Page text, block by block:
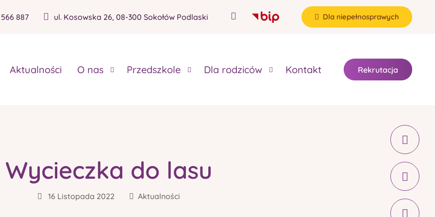
887 ul. Kosowska 26, 08-300 Sokołów Podlaski Dla niepełnosprawych
Aktualności O nas Przedszkole Dla rodziców Kontakt Rekrutacja
Wycieczka do lasu
16 Listopada 2022 Aktualności